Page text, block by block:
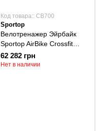
Код товара:: CB700
Sportop
Велотренажер Эйрбайк
Sportop AirBike Crossfit
CB700
62 282 грн
Нет в наличии